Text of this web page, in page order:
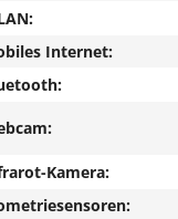
Internet:
Kamera: